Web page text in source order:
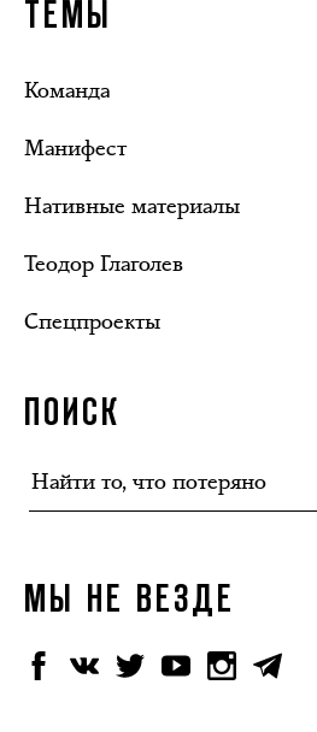
ТЕМЫ
Команда
Манифест
Нативные материалы
Теодор Глаголев
Спецпроекты
ПОИСК
МЫ НЕ ВЕЗДЕ